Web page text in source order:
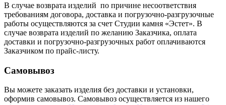
В случае возврата изделий по причине несоответствия
требованиям договора, доставка и погрузочно-разгрузочные
работы осуществляются за счет Студии камня «Эстет». В
случае возврата изделий по желанию Заказчика, оплата
доставки и погрузочно-разгрузочных работ оплачиваются
Заказчиком по прайс-листу.
Самовывоз
Вы можете заказать изделия без доставки и установки,
оформив самовывоз. Самовывоз осуществляется из нашего